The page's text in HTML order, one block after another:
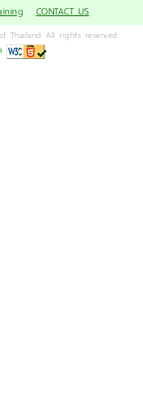
CONTACT US
Thailand All rights reserved.